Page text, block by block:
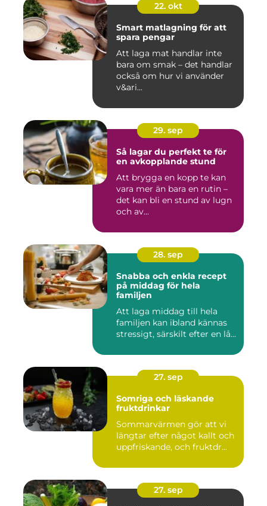
22. okt
Smart matlagning för att
spara pengar
Att laga mat handlar inte
bara om smak – det handlar
också om hur vi använder
v&ari...
29. sep
Så lagar du perfekt te för
en avkopplande stund
Att brygga en kopp te kan
vara mer än bara en rutin –
det kan bli en stund av lugn
och av...
28. sep
Snabba och enkla recept
på middag för hela
familjen
Att laga middag till hela
familjen kan ibland kännas
stressigt, särskilt efter en lå...
27. sep
Somriga och läskande
fruktdrinkar
Sommarvärmen gör att vi
längtar efter något kallt och
uppfriskande, och fruktdr...
27. sep